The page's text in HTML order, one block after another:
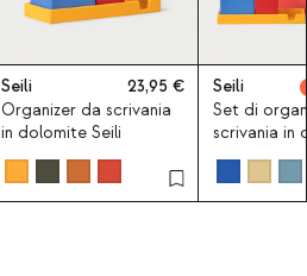
Seili
23,95
Organizer da scrivania
in dolomite Seili
Seili
Set di
scrivania in
Seili